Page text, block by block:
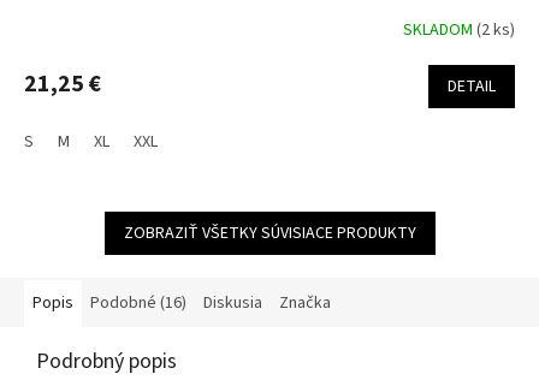
SKLADOM (2 ks)
21,25 € DETAIL
S M XL XXL
ZOBRAZIŤ VŠETKY SÚVISIACE PRODUKTY
Popis Podobné (16) Diskusia Značka
Podrobný popis